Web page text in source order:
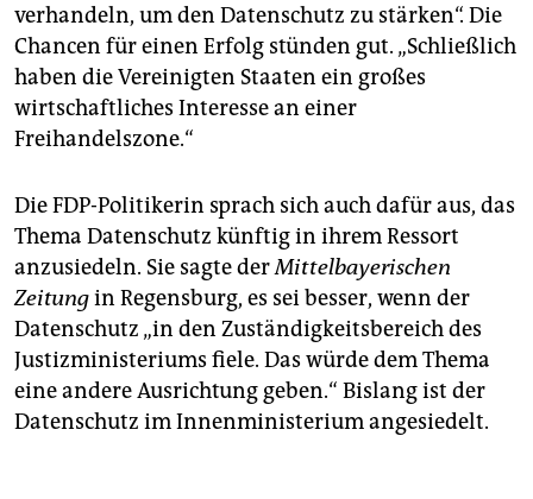
verhandeln, um den Datenschutz zu stärken“. Die
Chancen für einen Erfolg stünden gut. „Schließlich
haben die Vereinigten Staaten ein großes
wirtschaftliches Interesse an einer
Freihandelszone.“
Die FDP-Politikerin sprach sich auch dafür aus, das
Thema Datenschutz künftig in ihrem Ressort
anzusiedeln. Sie sagte derMittelbayerischen
Zeitungin Regensburg, es sei besser, wenn der
Datenschutz „in den Zuständigkeitsbereich des
Justizministeriums fiele. Das würde dem Thema
eine andere Ausrichtung geben.“ Bislang ist der
Datenschutz im Innenministerium angesiedelt.